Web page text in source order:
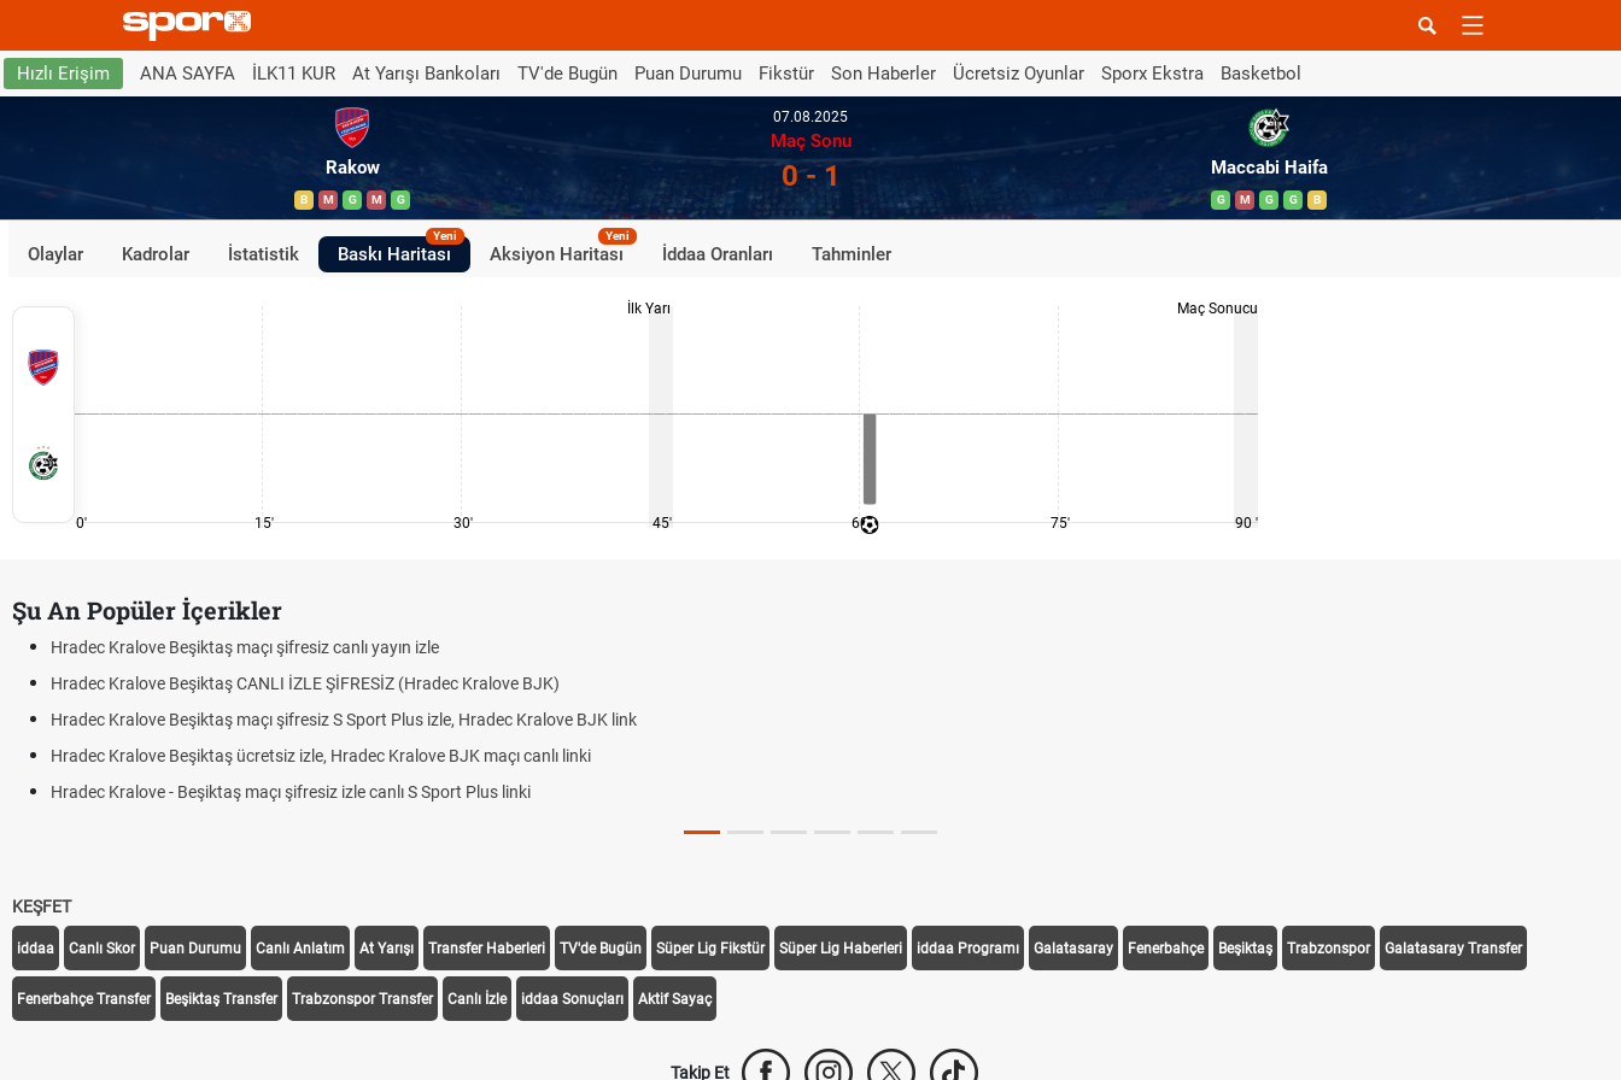
Hızlı Erişim ANA SAYFA İLK11 KUR At Yarışı Bankoları TV'de Bugün Puan Durumu Fikstür Son Haberler Ücretsiz Oyunlar Sporx Ekstra Basketbol
Rakow
B M G M G
07.08.2025
Maç Sonu
0 - 1 Maccabi Haifa
G M G G B
Olaylar Kadrolar İstatistik Baskı Haritası
Yeni
Aksiyon Haritası
Yeni
İddaa Oranları Tahminler
0' 15' 30'
İlk Yarı
45' 60' 75'
Maç Sonucu
90 '
Şu An Popüler İçerikler
Hradec Kralove Beşiktaş maçı şifresiz canlı yayın izle
Hradec Kralove Beşiktaş CANLI İZLE ŞİFRESİZ (Hradec Kralove BJK)
Hradec Kralove Beşiktaş maçı şifresiz S Sport Plus izle, Hradec Kralove BJK link
Hradec Kralove Beşiktaş ücretsiz izle, Hradec Kralove BJK maçı canlı linki
Hradec Kralove - Beşiktaş maçı şifresiz izle canlı S Sport Plus linki
KEŞFET
iddaa Canlı Skor Puan Durumu Canlı Anlatım At Yarışı Transfer Haberleri TV'de Bugün Süper Lig Fikstür Süper Lig Haberleri iddaa Programı Galatasaray Fenerbahçe Beşiktaş Trabzonspor Galatasaray Transfer
Fenerbahçe Transfer Beşiktaş Transfer Trabzonspor Transfer Canlı İzle iddaa Sonuçları Aktif Sayaç
Takip Et